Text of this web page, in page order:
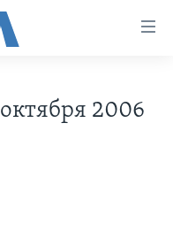
2006